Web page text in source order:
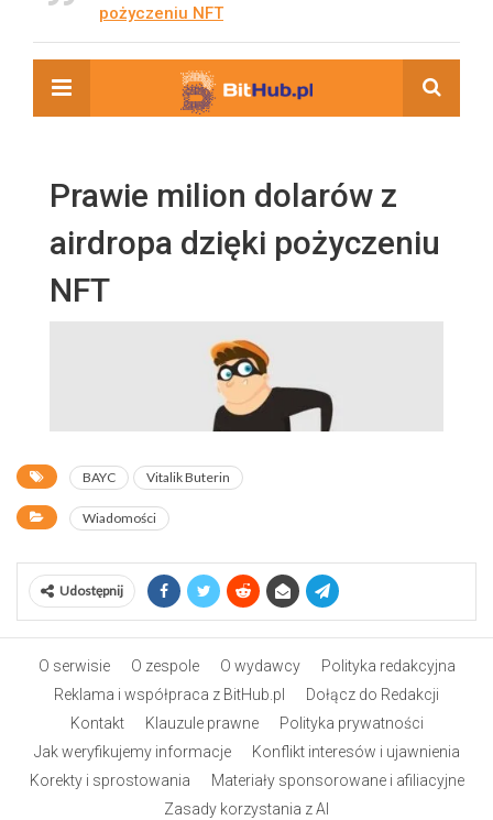
pożyczeniu NFT
BAYC Vitalik Buterin
Wiadomości
Udostępnij
O serwisie O zespole O wydawcy
Polityka redakcyjna
Reklama i współpraca z BitHub.pl
Dołącz do Redakcji
Kontakt
Klauzule prawne
Polityka prywatności
Jak weryfikujemy informacje
Konflikt interesów i ujawnienia
Korekty i sprostowania
Materiały sponsorowane i afiliacyjne
Zasady korzystania z AI